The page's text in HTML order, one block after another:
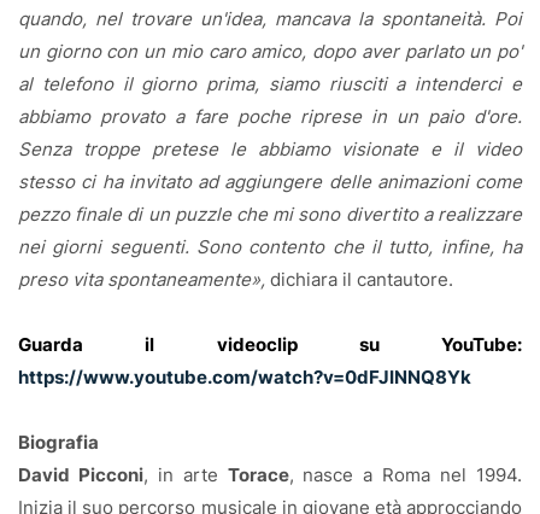
quando, nel trovare un'idea, mancava la spontaneità. Poi
un giorno con un mio caro amico, dopo aver parlato un po'
al telefono il giorno prima, siamo riusciti a intenderci e
abbiamo provato a fare poche riprese in un paio d'ore.
Senza troppe pretese le abbiamo visionate e il video
stesso ci ha invitato ad aggiungere delle animazioni come
pezzo finale di un puzzle che mi sono divertito a realizzare
nei giorni seguenti. Sono contento che il tutto, infine, ha
preso vita spontaneamente», dichiara il cantautore.
Guarda il videoclip su YouTube:
https://www.youtube.com/watch?v=0dFJINNQ8Yk
Biografia
David Picconi, in arte Torace, nasce a Roma nel 1994.
Inizia il suo percorso musicale in giovane età approcciando